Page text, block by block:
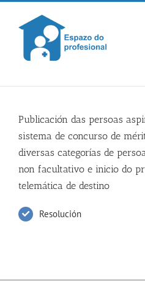
Skip
content
Publicación das persoas
sistema de concurso de
diversas categorías de
non facultativo e inicio do
telemática de destino
Resolución